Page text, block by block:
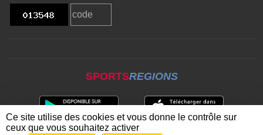
SPORTSREGIONS
Ce site utilise des cookies et vous donne le contrôle sur
ceux que vous souhaitez activer